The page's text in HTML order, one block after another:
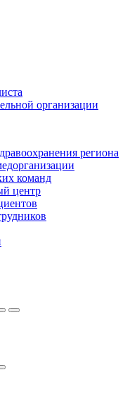
организации
региона
команд
центр